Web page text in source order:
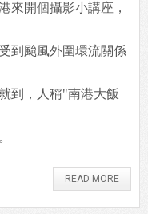
來開個攝影小講座，
到颱風外圍環流關係
到，人稱"南港大飯
READ MORE